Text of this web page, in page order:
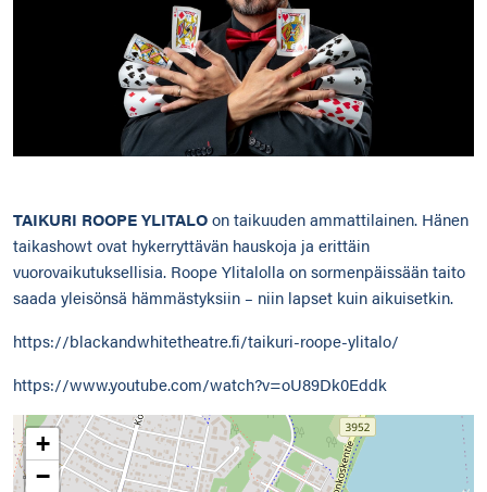
TAIKURI ROOPE YLITALOon taikuuden ammattilainen. Hänen
taikashowt ovat hykerryttävän hauskoja ja erittäin
vuorovaikutuksellisia. Roope Ylitalolla on sormenpäissään taito
saada yleisönsä hämmästyksiin – niin lapset kuin aikuisetkin.
https://blackandwhitetheatre.fi/taikuri-roope-ylitalo/
https://www.youtube.com/watch?v=oU89Dk0Eddk
+
−